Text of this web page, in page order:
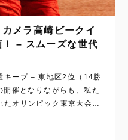
メラ高崎ビークイ
– スムーズな世代
キープ – 東地区2位（14勝
催となりながらも、私た
オリンピック東京大会。